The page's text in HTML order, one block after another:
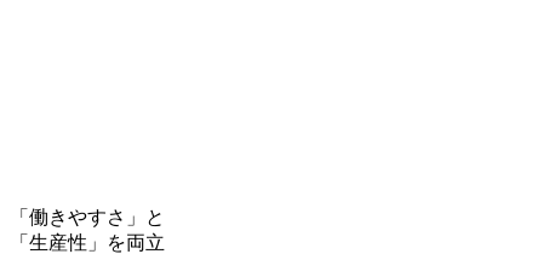
「働きやすさ」と
「生産性」を両立